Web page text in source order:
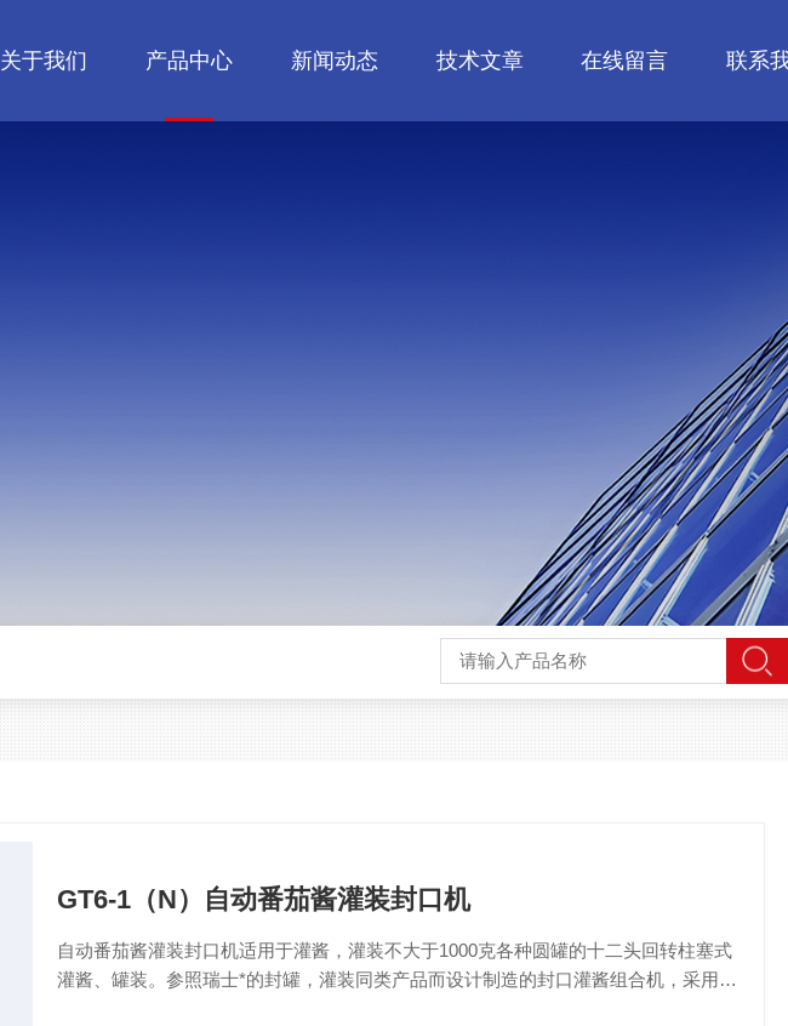
关于我们 产品中心 新闻动态 技术文章 在线留言 联系
GT6-1（N）自动番茄酱灌装封口机
自动番茄酱灌装封口机适用于灌酱，灌装不大于1000克各种圆罐的十二头回转柱塞式
灌酱、罐装。参照瑞士*的封罐，灌装同类产品而设计制造的封口灌酱组合机，采用无